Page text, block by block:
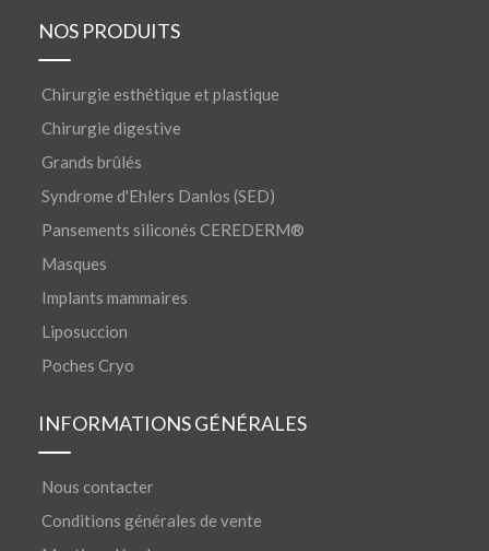
NOS PRODUITS
Chirurgie esthétique et plastique
Chirurgie digestive
Grands brûlés
Syndrome d'Ehlers Danlos (SED)
Pansements siliconés CEREDERM®
Masques
Implants mammaires
Liposuccion
Poches Cryo
INFORMATIONS GÉNÉRALES
Nous contacter
Conditions générales de vente